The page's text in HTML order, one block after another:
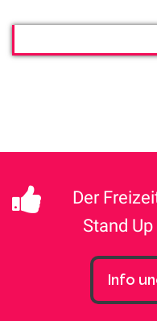
Der
Stand
Info